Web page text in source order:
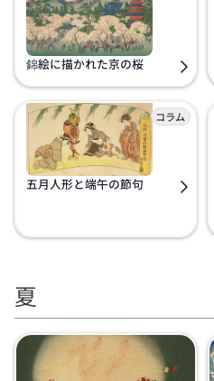
錦絵に描かれた京の桜
五月人形と端午の節句
夏